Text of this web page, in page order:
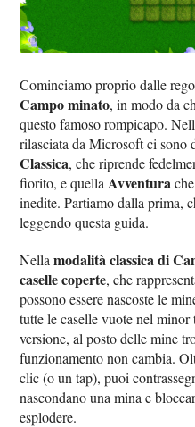
Cominciamo proprio dalle
Campo minato, in modo da
questo famoso rompicapo.
rilasciata da Microsoft ci sono
Classica, che riprende
fiorito, e quella Avventura
inedite. Partiamo dalla prima,
leggendo questa guida.
Nellamodalità classica di
caselle coperte, che
possono essere nascoste le
tutte le caselle vuote nel
versione, al posto delle mine
funzionamento non cambia.
clic (o un tap), puoi
nascondano una mina e
esplodere.